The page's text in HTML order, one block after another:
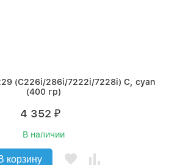
(C226i/286i/7222i/7228i) C, cyan
(400 гр)
4 352 ₽
В наличии
корзину